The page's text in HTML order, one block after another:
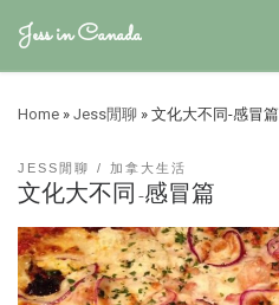
Jess in Canada
Home » Jess閒聊 » 文化大不同-感冒篇
JESS閒聊 加拿大生活
文化大不同-感冒篇